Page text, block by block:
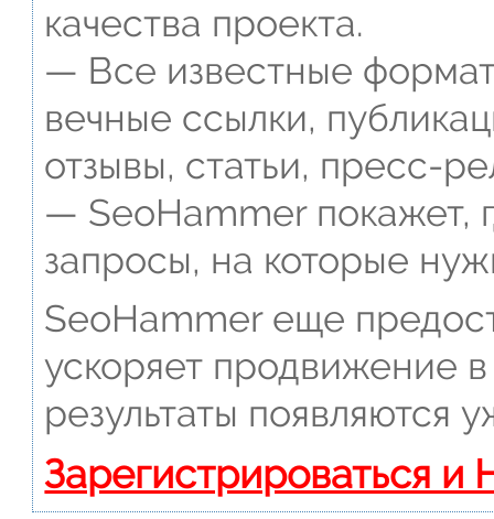
качества проекта.
— Все известные
вечные ссылки,
отзывы, статьи, пресс-
— SeoHammer покажет,
запросы, на которые
SeoHammer еще
ускоряет продвижение
результаты появляются
Зарегистрироваться и